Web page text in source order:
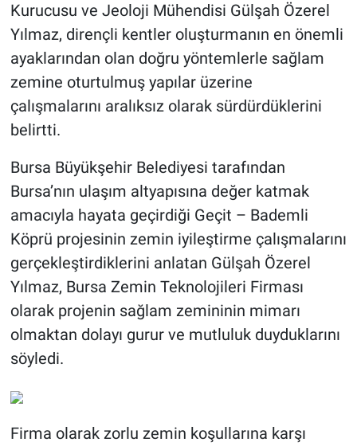
Kurucusu ve Jeoloji Mühendisi Gülşah Özerel
Yılmaz, dirençli kentler oluşturmanın en önemli
ayaklarından olan doğru yöntemlerle sağlam
zemine oturtulmuş yapılar üzerine
çalışmalarını aralıksız olarak sürdürdüklerini
belirtti.
Bursa Büyükşehir Belediyesi tarafından
Bursa’nın ulaşım altyapısına değer katmak
amacıyla hayata geçirdiği Geçit – Bademli
Köprü projesinin zemin iyileştirme çalışmalarını
gerçekleştirdiklerini anlatan Gülşah Özerel
Yılmaz, Bursa Zemin Teknolojileri Firması
olarak projenin sağlam zemininin mimarı
olmaktan dolayı gurur ve mutluluk duyduklarını
söyledi.
Firma olarak zorlu zemin koşullarına karşı